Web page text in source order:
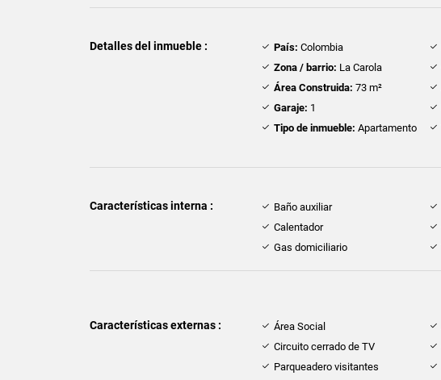
Detalles del inmueble : País: Colombia
Zona / barrio: La Carola
Área Construida: 73 m²
Garaje: 1
Tipo de inmueble: Apartamento
Características interna : Baño auxiliar
Calentador
Gas domiciliario
Características externas : Área Social
Circuito cerrado de TV
Parqueadero visitantes